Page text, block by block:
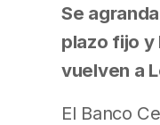
Se
plazo fijo y
vuelven a
El Banco